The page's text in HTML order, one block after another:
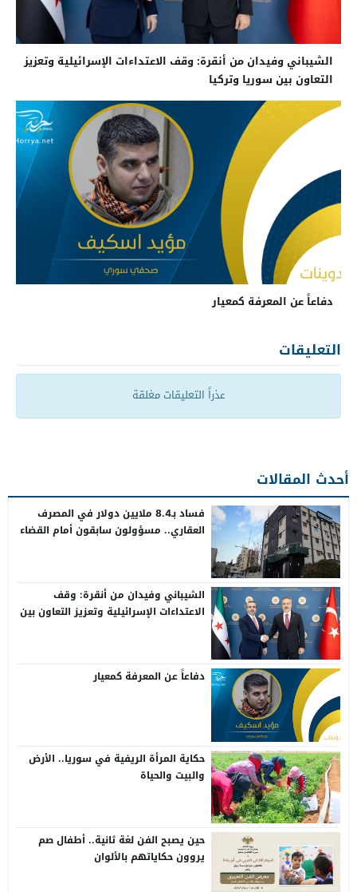
الشيباني وفيدان من أنقرة: وقف الاعتداءات الإسرائيلية وتعزيز
التعاون بين سوريا وتركيا
دفاعاً عن المعرفة كمعيار
التعليقات
عذراً التعليقات مغلقة
أحدث المقالات
فساد بـ8.4 ملايين دولار في المصرف
العقاري.. مسؤولون سابقون أمام القضاء
الشيباني وفيدان من أنقرة: وقف
الاعتداءات الإسرائيلية وتعزيز التعاون بين
دفاعاً عن المعرفة كمعيار
حكاية المرأة الريفية في سوريا.. الأرض
والبيت والحياة
حين يصبح الفن لغة ثانية.. أطفال صم
يروون حكاياتهم بالألوان